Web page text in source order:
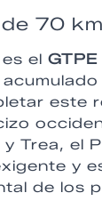
70
el
este
Trea, el
y
de los